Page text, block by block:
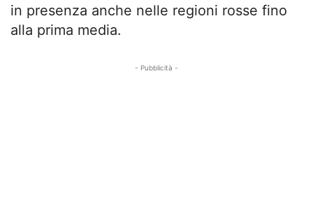
in presenza anche nelle regioni rosse fino
alla prima media.
- Pubblicità -